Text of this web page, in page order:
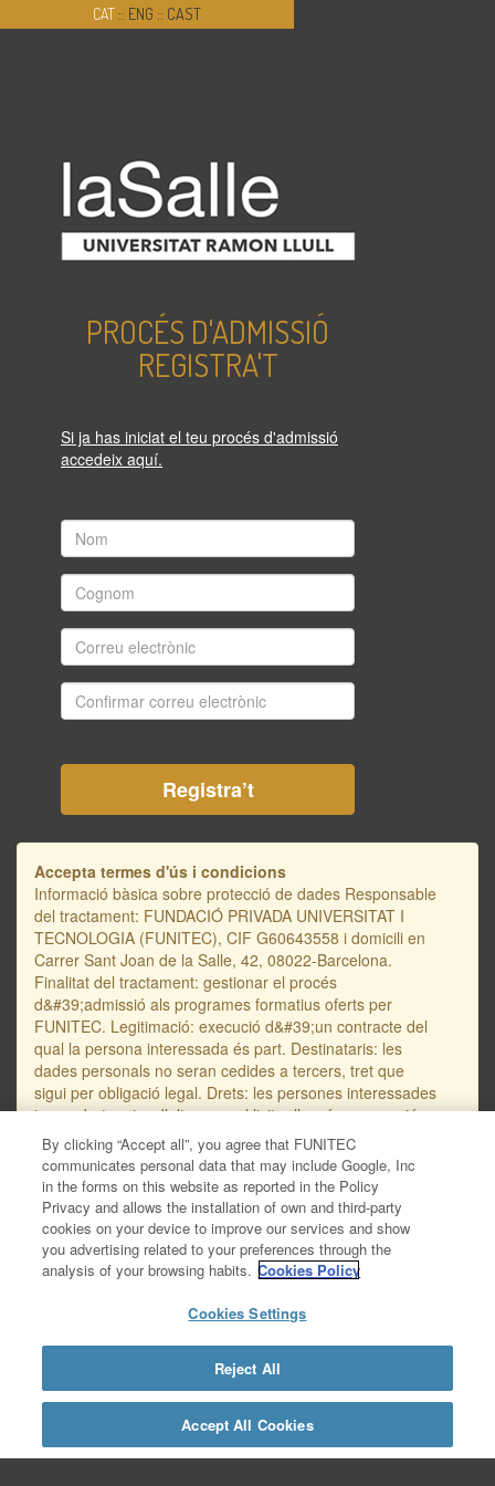
CAT :: ENG :: CAST
PROCÉS D'ADMISSIÓ
REGISTRA'T
Si ja has iniciat el teu procés d'admissió
accedeix aquí.
Nom
*
Cognom
*
Correu
electrònic
*Confirmar
correu
*
Accepta termes d'ús i condicions
Informació bàsica sobre protecció de dades Responsable
del tractament: FUNDACIÓ PRIVADA UNIVERSITAT I
TECNOLOGIA (FUNITEC), CIF G60643558 i domicili en
Carrer Sant Joan de la Salle, 42, 08022-Barcelona.
Finalitat del tractament: gestionar el procés
d&#39;admissió als programes formatius oferts per
FUNITEC. Legitimació: execució d&#39;un contracte del
qual la persona interessada és part. Destinataris: les
dades personals no seran cedides a tercers, tret que
sigui per obligació legal. Drets: les persones interessades
tenen dret, entre d’altres, a sol·licitar l’accés, supressió o
rectificació de les seves dades personals, així com a
oposar-se al seu tractament. L’adreça de correu
electrònic per a dirigir sol·licituds en referència a la
protecció de les dades personals és
protecciodades@salle.url.edu. Trobareu informació
addicional i detallada sobre protecció de dades en la
Política de Privacitat de Dades – RGPD, disponible en
salle/informacio-legal/documentacio-complementaria-
academica/informacio-detallada-gestio-academica.
https://www.salleurl.edu/ca/la-salle/informacio-
legal/documentacio-complementaria-politica-
privacitat/informacio-basica-gestio-academica/informacio-
detallada-gestio-academica
By clicking “Accept all”, you agree that FUNITEC
communicates personal data that may include Google, Inc
in the forms on this website as reported in the Policy
Privacy and allows the installation of own and third-party
cookies on your device to improve our services and show
you advertising related to your preferences through the
analysis of your browsing habits. Cookies Policy
Cookies Settings
Reject All
Accept All Cookies